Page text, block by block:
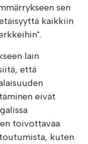
sen
kaikkiin
lain
että
eivät
toivottavaa
kuten